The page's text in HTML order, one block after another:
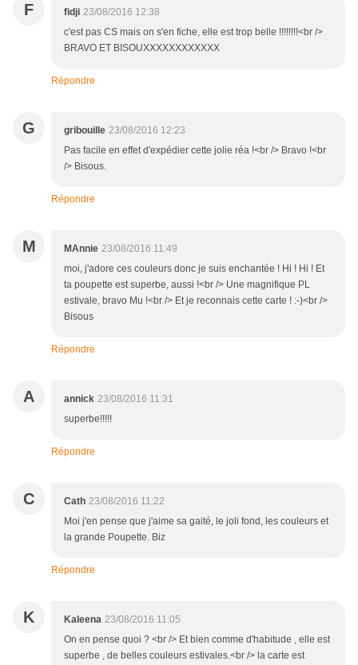
F fidji 23/08/2016 12:38
c'est pas CS mais on s'en fiche, elle est trop belle !!!!!!!!<br />
BRAVO ET BISOUXXXXXXXXXXXX
Répondre
G gribouille 23/08/2016 12:23
Pas facile en effet d'expédier cette jolie réa !<br /> Bravo !<br
/> Bisous.
Répondre
M MAnnie 23/08/2016 11:49
moi, j'adore ces couleurs donc je suis enchantée ! Hi ! Hi ! Et
ta poupette est superbe, aussi !<br /> Une magnifique PL
estivale, bravo Mu !<br /> Et je reconnais cette carte ! :-)<br />
Bisous
Répondre
A annick 23/08/2016 11:31
superbe!!!!!
Répondre
C Cath 23/08/2016 11:22
Moi j'en pense que j'aime sa gaité, le joli fond, les couleurs et
la grande Poupette. Biz
Répondre
K Kaleena 23/08/2016 11:05
On en pense quoi ? <br /> Et bien comme d'habitude , elle est
superbe , de belles couleurs estivales.<br /> la carte est